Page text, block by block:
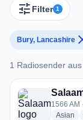
tune Filter 1
Bury, Lancashire
1 Radiosender
1 Radiosender
1566 AM
Asian